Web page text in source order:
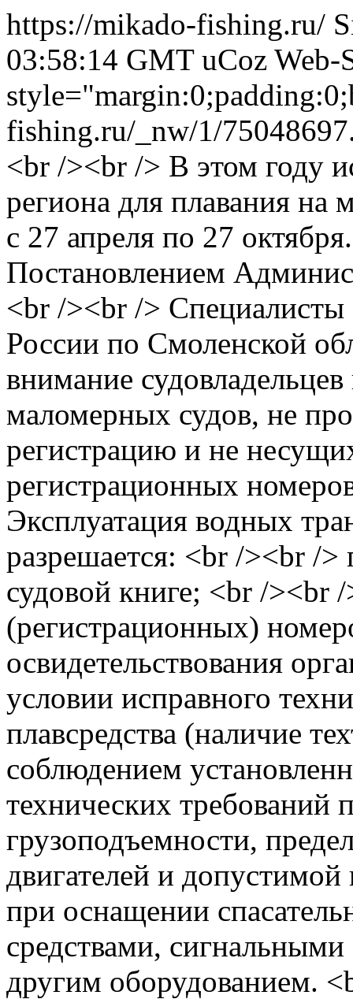
https://mikado-fishing.ru/
03:58:14 GMT uCoz Web-
fishing.ru/_nw/1/
<br /><br /> В этом году
региона для плавания на
с 27 апреля по 27
Постановлением
<br /><br />
России по Смоленской
внимание
маломерных судов, не
регистрацию и не
регистрационных
Эксплуатация водных
разрешается: <br /><br />
судовой книге; <br /><br
(регистрационных)
освидетельствования
условии исправного
плавсредства (наличие
соблюдением
технических требований
грузоподъемности,
двигателей и
при оснащении
средствами,
другим оборудованием.